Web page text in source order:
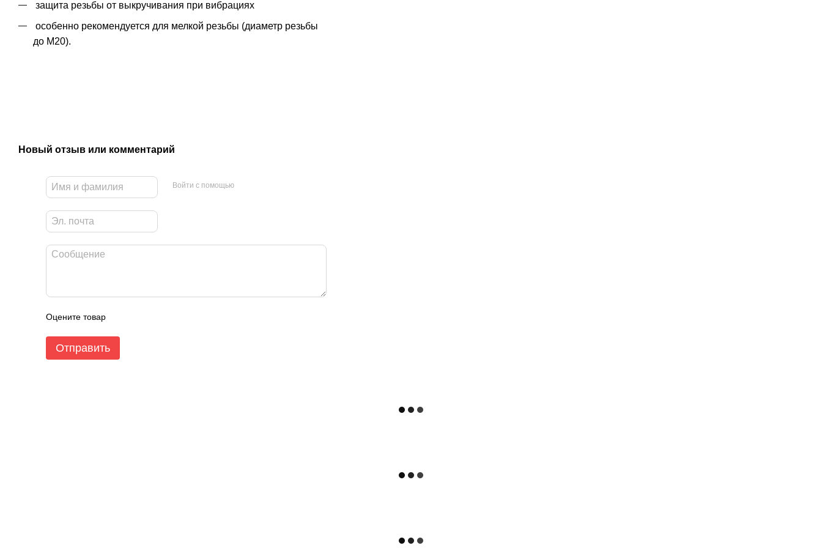
защита резьбы от выкручивания при вибрациях
особенно рекомендуется для мелкой резьбы (диаметр резьбы
до М20).
Новый отзыв или комментарий
Войти с помощью
Оцените товар
Отправить